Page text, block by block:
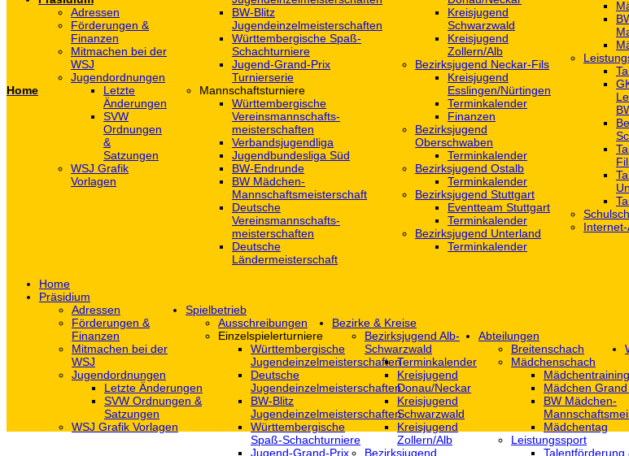
Home
Adressen
Förderungen &
Finanzen
Mitmachen bei der
WSJ
Jugendordnungen
Letzte
Änderungen
SVW
Ordnungen
&
Satzungen
WSJ Grafik
Vorlagen
BW-Blitz
Jugendeinzelmeisterschaften
Württembergische Spaß-
Schachturniere
Jugend-Grand-Prix
Turnierserie
Mannschaftsturniere
Württembergische
Vereinsmannschafts-
meisterschaften
Verbandsjugendliga
Jugendbundesliga Süd
BW-Endrunde
BW Mädchen-
Mannschaftsmeisterschaft
Deutsche
Vereinsmannschafts-
meisterschaften
Deutsche
Ländermeisterschaft
Kreisjugend
Schwarzwald
Kreisjugend
Zollern/Alb
Bezirksjugend Neckar-Fils
Kreisjugend
‎Esslingen/Nürtingen
Terminkalender
Finanzen
Bezirksjugend
Oberschwaben
Terminkalender
Bezirksjugend Ostalb
Terminkalender
Bezirksjugend Stuttgart
‎Eventteam Stuttgart
Terminkalender
Bezirksjugend Unterland
Terminkalender
Home
Präsidium
Adressen
Förderungen &
Finanzen
Mitmachen bei der
WSJ
Jugendordnungen
Letzte Änderungen
SVW Ordnungen &
Satzungen
WSJ Grafik Vorlagen
Spielbetrieb
Ausschreibungen
Einzelspielerturniere
Württembergische
Jugendeinzelmeisterschaften
Deutsche
Jugendeinzelmeisterschaften
BW-Blitz
Jugendeinzelmeisterschaften
Württembergische
Spaß-Schachturniere
Jugend-Grand-Prix
Bezirke & Kreise
Bezirksjugend Alb-
Schwarzwald
Terminkalender
Kreisjugend
Donau/Neckar
Kreisjugend
Schwarzwald
Kreisjugend
Zollern/Alb
Bezirksjugend
Abteilungen
Breitenschach
Mädchenschach
Mädchentraining
Mädchen
BW Mädchen-
Mädchentag
Leistungssport
Talentförderung